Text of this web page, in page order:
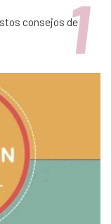
consejos de